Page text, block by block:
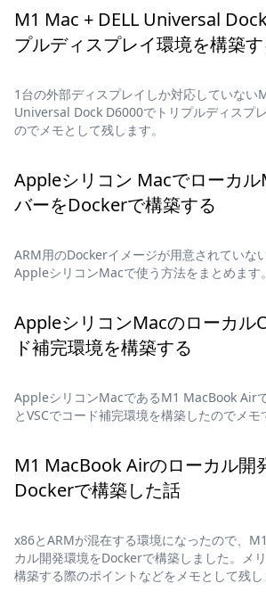
M1 Mac + DELL Universal
プルディスプレイ環境を構築
1台の外部ディスプレイしか対応していない
Universal Dock D6000でトリプルディスプ
のでメモとして残します。
Appleシリコン Macでローカ
バーをDockerで構築する
ARM用のDockerイメージが用意されていな
AppleシリコンMacで使う方法をまとめます。
AppleシリコンMacのローカル
ド補完環境を構築する
AppleシリコンMacであるM1 MacBook Air
とVSCでコード補完環境を構築したのでメモ
M1 MacBook Airのローカル開
Dockerで構築した話
x86とARMが混在する環境になったので、
カル開発環境をDockerで構築しました。メ
構築する際のポイントなどをメモとして残し